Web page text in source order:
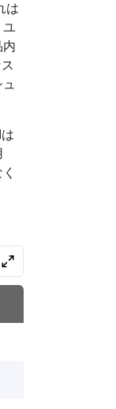
は
ユ